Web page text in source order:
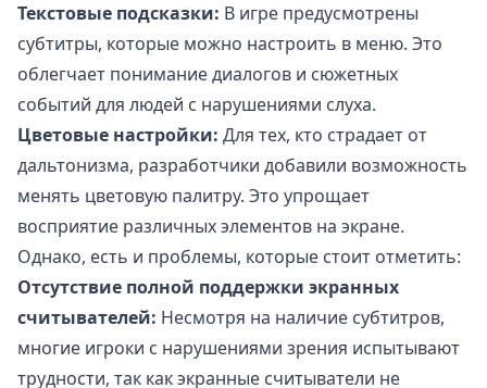
Текстовые подсказки: В игре предусмотрены
субтитры, которые можно настроить в меню. Это
облегчает понимание диалогов и сюжетных
событий для людей с нарушениями слуха.
Цветовые настройки: Для тех, кто страдает от
дальтонизма, разработчики добавили возможность
менять цветовую палитру. Это упрощает
восприятие различных элементов на экране.
Однако, есть и проблемы, которые стоит отметить:
Отсутствие полной поддержки экранных
считывателей: Несмотря на наличие субтитров,
многие игроки с нарушениями зрения испытывают
трудности, так как экранные считыватели не